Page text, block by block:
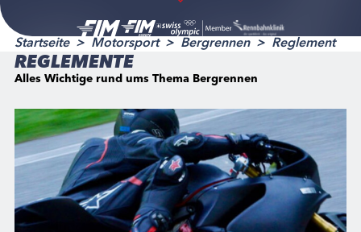
Startseite Motorsport Bergrennen Reglement
REGLEMENTE
Alles Wichtige rund ums Thema Bergrennen